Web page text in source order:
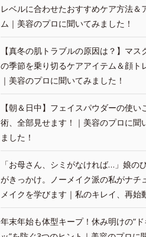
レベルに合わせたおすすめケア方法＆
ム｜美容のプロに聞いてみました！
【真冬の肌トラブルの原因は？】マス
の季節を乗り切るケアアイテム＆顔ト
｜美容のプロに聞いてみました！
【朝＆日中】フェイスパウダーの使い
術、全部見せます！｜美容のプロに聞
ました！
「お母さん、シミがなければ…」娘の
がきっかけ。ノーメイク派の私がナチ
メイクを学びます｜私のキレイ、再始
年末年始も体型キープ！休み明けの“ド